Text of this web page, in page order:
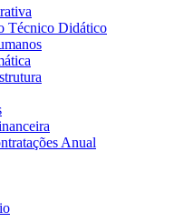
Técnico Didático
Anual